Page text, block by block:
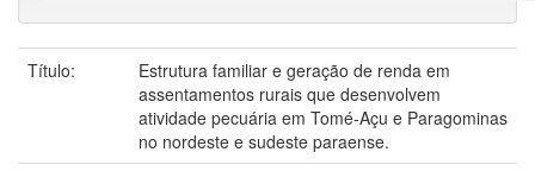
Título:
Estrutura familiar e geração de renda em
assentamentos rurais que desenvolvem
atividade pecuária em Tomé-Açu e Paragominas
no nordeste e sudeste paraense.